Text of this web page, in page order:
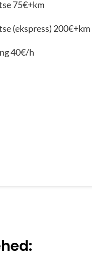
75€+km
(ekspress) 200€+km
40€/h